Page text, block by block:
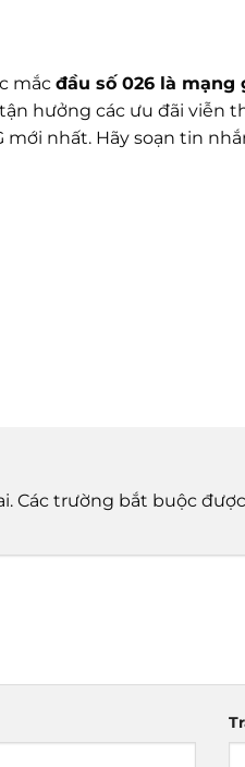
mắc đầu số 026 là mạng
hưởng các ưu đãi viễn
mới nhất. Hãy soạn tin
Các trường bắt buộc